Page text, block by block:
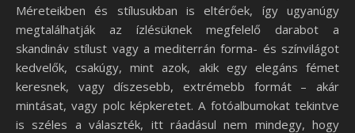
Méreteikben és stílusukban is eltérőek, így ugyanúgy
megtalálhatják az ízlésüknek megfelelő darabot a
skandináv stílust vagy a mediterrán forma- és színvilágot
kedvelők, csakúgy, mint azok, akik egy elegáns fémet
keresnek, vagy díszesebb, extrémebb formát – akár
mintásat, vagy polc képkeretet. A fotóalbumokat tekintve
is széles a választék, itt ráadásul nem mindegy, hogy